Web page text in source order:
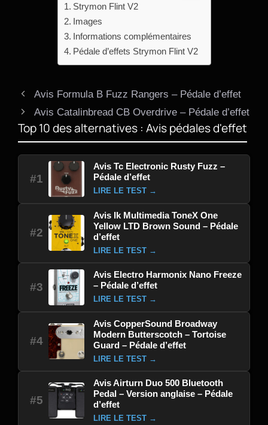
Strymon Flint V2
Images
Informations complémentaires
Pédale d’effets Strymon Flint V2
Avis Formula B Fuzz Rangers – Pédale d’effet
Avis Catalinbread CB Overdrive – Pédale d’effet
Top 10 des alternatives : Avis pédales d'effet
#1
Avis Tc Electronic Rusty Fuzz –
Pédale d’effet
LIRE LE TEST →
#2
Avis Ik Multimedia ToneX One
Yellow LTD Brown Sound – Pédale
d’effet
LIRE LE TEST →
#3
Avis Electro Harmonix Nano Freeze
– Pédale d’effet
LIRE LE TEST →
#4
Avis CopperSound Broadway
Modern Butterscotch – Tortoise
Guard – Pédale d’effet
LIRE LE TEST →
#5
Avis Airturn Duo 500 Bluetooth
Pedal – Version anglaise – Pédale
d’effet
LIRE LE TEST →